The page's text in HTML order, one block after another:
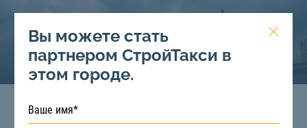
Вы можете стать
партнером СтройТакси в
этом городе.